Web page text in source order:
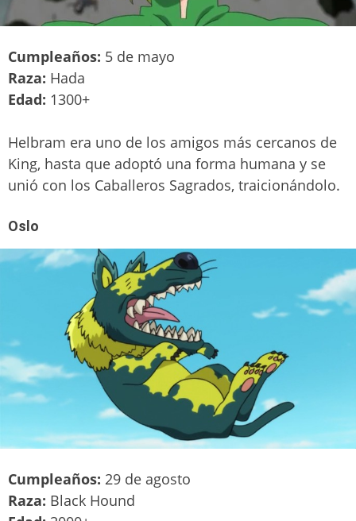
Cumpleaños: 5 de mayo
Raza: Hada
Edad: 1300+
Helbram era uno de los amigos más cercanos de
King, hasta que adoptó una forma humana y se
unió con los Caballeros Sagrados, traicionándolo.
Oslo
Cumpleaños: 29 de agosto
Raza: Black Hound